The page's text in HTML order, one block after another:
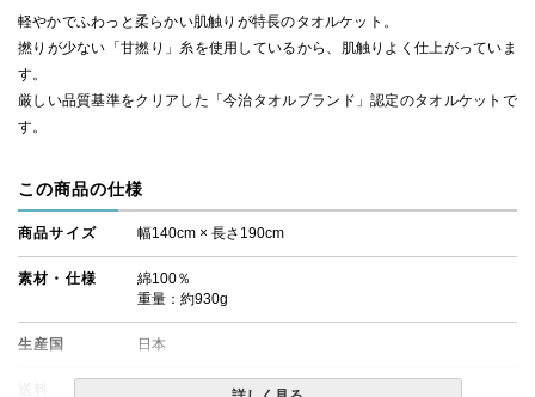
軽やかでふわっと柔らかい肌触りが特長のタオルケット。
撚りが少ない「甘撚り」糸を使用しているから、肌触りよく仕上がっていま
す。
厳しい品質基準をクリアした「今治タオルブランド」認定のタオルケットで
す。
この商品の仕様
商品サイズ 幅140cm × 長さ190cm
素材・仕様
綿100％
重量：約930g
生産国 日本